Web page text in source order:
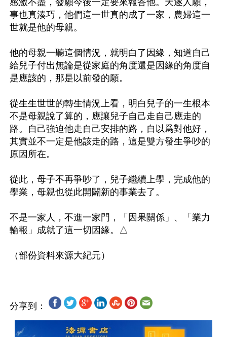
感激不盡，發願今後一定要來報答他。天遂人願，
事也真湊巧，他們這一世真的成了一家，農婦這一
世就是他的母親。
他的母親一聽這個情況，就明白了因緣，知道自己
給兒子付出無論是從家庭的角度還是因緣的角度自
是應該的，那是以前發的願。
從生生世世的轉生情況上看，明白兒子的一生根本
不是母親說了算的，應讓兒子自己走自己應走的
路。自己強迫他走自己安排的路，自以爲對他好，
其實並不一定是他該走的路，這是雙方發生爭吵的
原因所在。
從此，母子不再爭吵了，兒子繼續上學，完成他的
學業，母親也從此開闢新的事業去了。
不是一家人，不進一家門，「因果關係」、「業力
輪報」成就了這一切因緣。△
分享到：